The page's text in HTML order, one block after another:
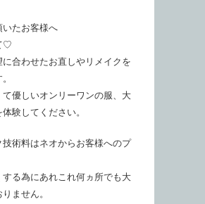
いたお客様へ
♡
合わせたお直しやリメイクを
優しいオンリーワンの服、大
験してください。
術料はネオからお客様へのプ
る為にあれこれ何ヵ所でも大
ません。